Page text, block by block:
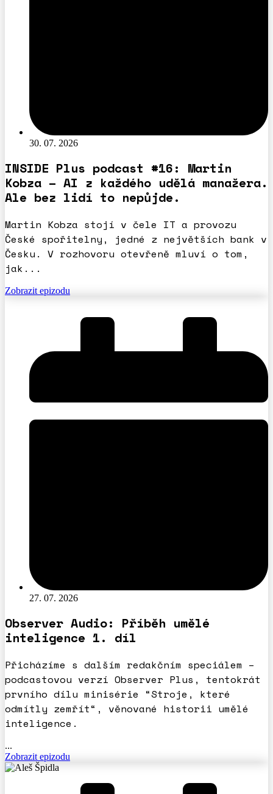
30. 07. 2026
INSIDE Plus podcast #16: Martin
Kobza – AI z každého udělá manažera.
Ale bez lidí to nepůjde.
Martin Kobza stojí v čele IT a provozu
České spořitelny, jedné z největších bank v
Česku. V rozhovoru otevřeně mluví o tom,
jak...
Zobrazit epizodu
27. 07. 2026
Observer Audio: Příběh umělé
inteligence 1. díl
Přicházíme s dalším redakčním speciálem –
podcastovou verzí Observer Plus, tentokrát
prvního dílu minisérie “Stroje, které
odmítly zemřít“, věnované historii umělé
inteligence.
...
Zobrazit epizodu